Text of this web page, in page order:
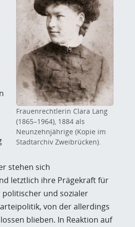
Frauenrechtlerin Clara Lang
(1865–1964), 1884 als
Neunzehnjährige (Kopie im
Stadtarchiv Zweibrücken).
stehen sich
letztlich ihre Prägekraft für
und sozialer
von der allerdings
blieben. In Reaktion auf